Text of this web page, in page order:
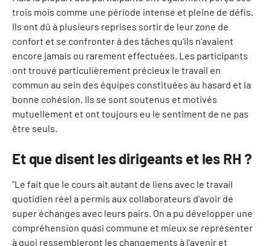
trois mois comme une période intense et pleine de défis.
Ils ont dû à plusieurs reprises sortir de leur zone de
confort et se confronter à des tâches qu'ils n'avaient
encore jamais ou rarement effectuées. Les participants
ont trouvé particulièrement précieux le travail en
commun au sein des équipes constituées au hasard et la
bonne cohésion. Ils se sont soutenus et motivés
mutuellement et ont toujours eu le sentiment de ne pas
être seuls.
Et que disent les dirigeants et les RH ?
"Le fait que le cours ait autant de liens avec le travail
quotidien réel a permis aux collaborateurs d'avoir de
super échanges avec leurs pairs. On a pu développer une
compréhension quasi commune et mieux se représenter
à quoi ressembleront les changements à l'avenir et